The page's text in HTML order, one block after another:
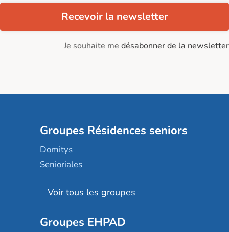
Recevoir la newsletter
Je souhaite me désabonner de la newsletter
Groupes Résidences seniors
Domitys
Senioriales
Nohée
Les Résidentiels
Mobicap
Groupes EHPAD